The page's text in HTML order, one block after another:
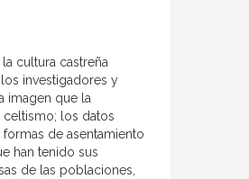
cultura castreña
investigadores y
imagen que la
celtismo; los datos
de asentamiento
han tenido sus
de las poblaciones,